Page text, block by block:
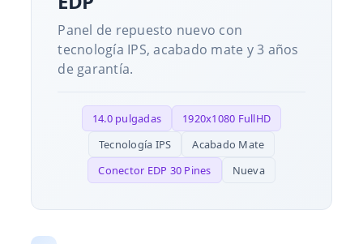
Panel de repuesto nuevo con
tecnología IPS, acabado mate y 3 años
de garantía.
14.0 pulgadas
1920x1080 FullHD
Tecnología IPS
Acabado Mate
Conector EDP 30 Pines
Nueva